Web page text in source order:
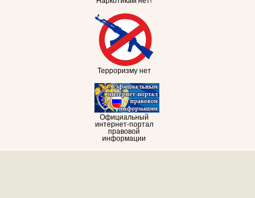
Терроризму нет
Официальный
интернет-портал
правовой
информации